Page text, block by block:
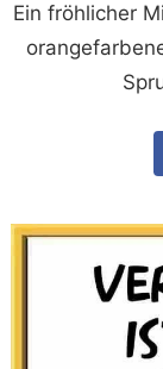
Ein fröhlicher